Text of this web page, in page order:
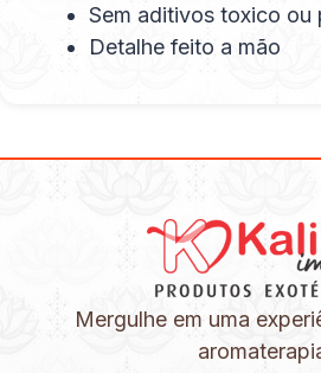
Sem aditivos toxico ou
Detalhe feito a mão
Mergulhe em uma